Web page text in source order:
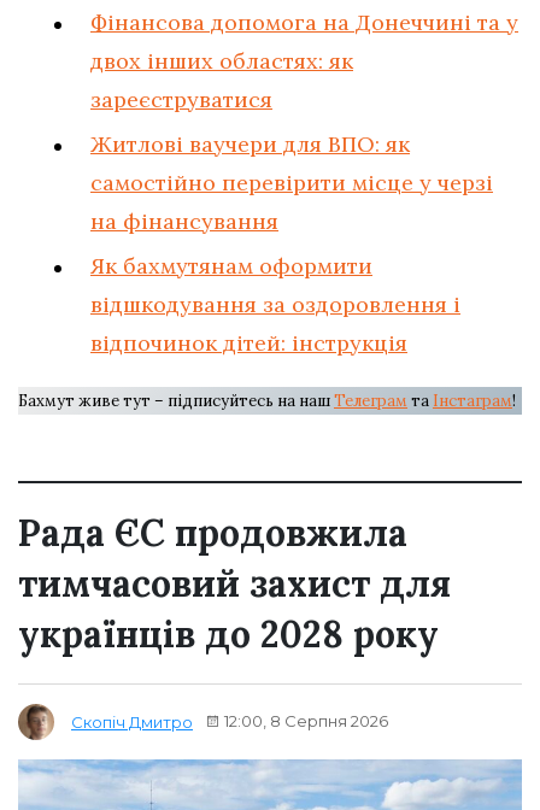
Фінансова допомога на Донеччині та у
двох інших областях: як
зареєструватися
Житлові ваучери для ВПО: як
самостійно перевірити місце у черзі
на фінансування
Як бахмутянам оформити
відшкодування за оздоровлення і
відпочинок дітей: інструкція
Бахмут живе тут – підписуйтесь на нашТелеграм та Інстаграм!
Рада ЄС продовжила
тимчасовий захист для
українців до 2028 року
Скопіч Дмитро 12:00, 8 Серпня 2026